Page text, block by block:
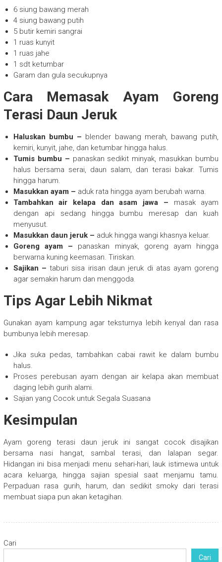
6 siung bawang merah
4 siung bawang putih
5 butir kemiri sangrai
1 ruas kunyit
1 ruas jahe
1 sdt ketumbar
Garam dan gula secukupnya
Cara Memasak Ayam Goreng
Terasi Daun Jeruk
Haluskan bumbu – blender bawang merah, bawang putih,
kemiri, kunyit, jahe, dan ketumbar hingga halus.
Tumis bumbu – panaskan sedikit minyak, masukkan bumbu
halus bersama serai, daun salam, dan terasi bakar. Tumis
hingga harum.
Masukkan ayam – aduk rata hingga ayam berubah warna.
Tambahkan air kelapa dan asam jawa – masak ayam
dengan api sedang hingga bumbu meresap dan kuah
menyusut.
Masukkan daun jeruk – aduk hingga wangi khasnya keluar.
Goreng ayam – panaskan minyak, goreng ayam hingga
berwarna kuning keemasan. Tiriskan.
Sajikan – taburi sisa irisan daun jeruk di atas ayam goreng
agar semakin harum dan menggoda.
Tips Agar Lebih Nikmat
Gunakan ayam kampung agar teksturnya lebih kenyal dan rasa
bumbunya lebih meresap.
Jika suka pedas, tambahkan cabai rawit ke dalam bumbu
halus.
Proses perebusan ayam dengan air kelapa akan membuat
daging lebih gurih alami.
Sajian yang Cocok untuk Segala Suasana
Kesimpulan
Ayam goreng terasi daun jeruk ini sangat cocok disajikan
bersama nasi hangat, sambal terasi, dan lalapan segar.
Hidangan ini bisa menjadi menu sehari-hari, lauk istimewa untuk
acara keluarga, hingga sajian spesial saat menjamu tamu.
Perpaduan rasa gurih, harum, dan sedikit smoky dari terasi
membuat siapa pun akan ketagihan.
Cari
Cari